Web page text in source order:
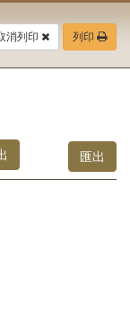
消列印 列印